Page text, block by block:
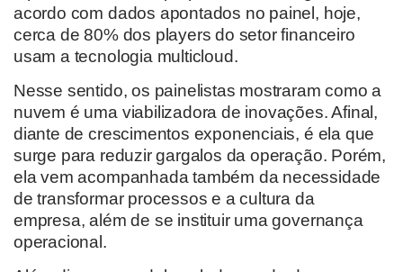
acordo com dados apontados no painel, hoje,
cerca de 80% dos players do setor financeiro
usam a tecnologia multicloud.
Nesse sentido, os painelistas mostraram como a
nuvem é uma viabilizadora de inovações. Afinal,
diante de crescimentos exponenciais, é ela que
surge para reduzir gargalos da operação. Porém,
ela vem acompanhada também da necessidade
de transformar processos e a cultura da
empresa, além de se instituir uma governança
operacional.